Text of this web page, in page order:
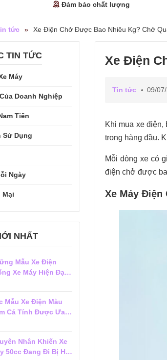
Đảm bảo chất lượng
tức » Xe Điện Chở Được Bao Nhiêu Kg? Chở
Xe Điện
Tin tức 09/
Khi mua xe
trọng hàng đầu.
Mỗi dòng xe có
điện chở được
Xe Máy Điện
TIN TỨC
Máy
Doanh Nghiệp
Tiến
Sử Dụng
Ngày
Mại
NHẤT
Mẫu Xe Điện
Xe Máy Hiện Đại
Mẫu Xe Điện Màu
Cá Tính Được Ưa
Nhân Khiến Xe
50cc Đang Đi Bị Hụt